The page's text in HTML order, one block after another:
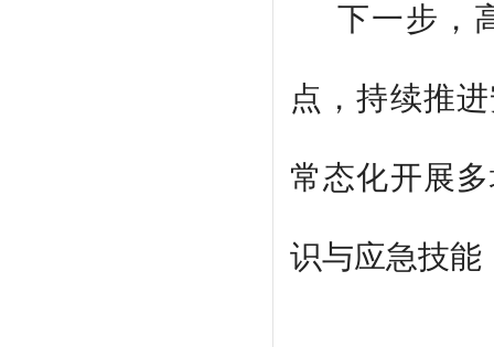
下一步，
点，持续推
常态化开展
识与应急技能